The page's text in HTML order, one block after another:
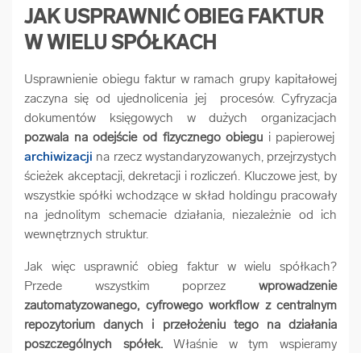
JAK USPRAWNIĆ OBIEG FAKTUR
W WIELU SPÓŁKACH
Usprawnienie obiegu faktur w ramach grupy kapitałowej
zaczyna się od ujednolicenia jej procesów. Cyfryzacja
dokumentów księgowych w dużych organizacjach
pozwala na odejście od fizycznego obiegu i papierowej
archiwizacji na rzecz wystandaryzowanych, przejrzystych
ścieżek akceptacji, dekretacji i rozliczeń. Kluczowe jest, by
wszystkie spółki wchodzące w skład holdingu pracowały
na jednolitym schemacie działania, niezależnie od ich
wewnętrznych struktur.
Jak więc usprawnić obieg faktur w wielu spółkach?
Przede wszystkim poprzez wprowadzenie
zautomatyzowanego, cyfrowego workflow z centralnym
repozytorium danych i przełożeniu tego na działania
poszczególnych spółek. Właśnie w tym wspieramy